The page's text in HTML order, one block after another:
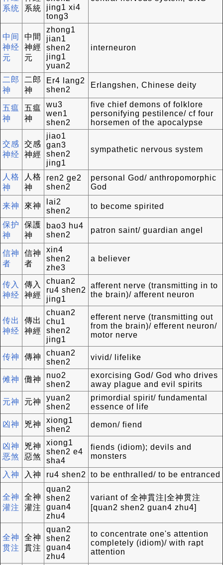
系统
系統
jing1 xi4
tong3
中间
神经
元
中間
神經
元
zhong1
jian1
shen2
jing1
yuan2
interneuron
二郎
神
二郎
神
Er4 lang2
shen2
Erlangshen, Chinese deity
五瘟
神
五瘟
神
wu3
wen1
shen2
five chief demons of folklore
personifying pestilence/ cf four
horsemen of the apocalypse
交感
神经
交感
神經
jiao1
gan3
shen2
jing1
sympathetic nervous system
人格
神
人格
神
ren2 ge2
shen2
personal God/ anthropomorphic
God
来神 來神
lai2
shen2
to become spirited
保护
神
保護
神
bao3 hu4
shen2
patron saint/ guardian angel
信神
者
信神
者
xin4
shen2
zhe3
a believer
传入
神经
傳入
神經
chuan2
ru4 shen2
jing1
afferent nerve (transmitting in to
the brain)/ afferent neuron
传出
神经
傳出
神經
chuan2
chu1
shen2
jing1
efferent nerve (transmitting out
from the brain)/ efferent neuron/
motor nerve
传神 傳神
chuan2
shen2
vivid/ lifelike
傩神 儺神
nuo2
shen2
exorcising God/ God who drives
away plague and evil spirits
元神 元神
yuan2
shen2
primordial spirit/ fundamental
essence of life
凶神 兇神
xiong1
shen2
demon/ fiend
凶神
恶煞
兇神
惡煞
xiong1
shen2 e4
sha4
fiends (idiom); devils and
monsters
入神 入神 ru4 shen2 to be enthralled/ to be entranced
全神
灌注
全神
灌注
quan2
shen2
guan4
zhu4
variant of 全神貫注|全神贯注
[quan2 shen2 guan4 zhu4]
全神
贯注
全神
貫注
quan2
shen2
guan4
zhu4
to concentrate one's attention
completely (idiom)/ with rapt
attention